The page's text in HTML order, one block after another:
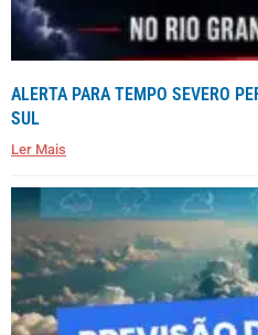
ALERTA PARA TEMPO SEVERO
SUL
Ler Mais